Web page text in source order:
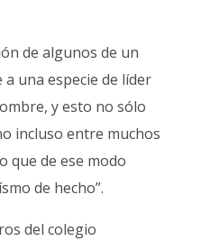
de algunos de un
a una especie de líder
y esto no sólo
incluso entre muchos
que de ese modo
de hecho”.
del colegio